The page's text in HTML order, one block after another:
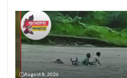
August 8, 2026